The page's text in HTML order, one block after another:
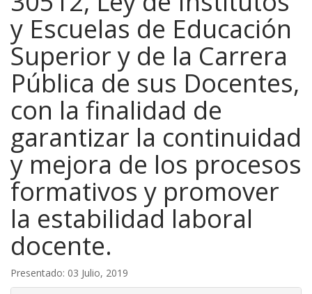
y Escuelas de Educación
Superior y de la Carrera
Pública de sus Docentes,
con la finalidad de
garantizar la continuidad
y mejora de los procesos
formativos y promover
la estabilidad laboral
docente.
Presentado: 03 Julio, 2019